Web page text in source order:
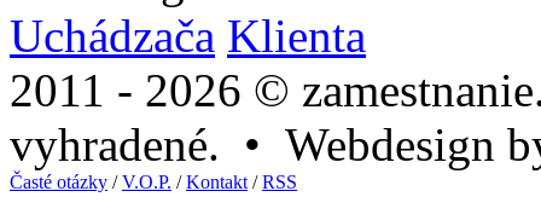
Uchádzača Klienta
2011 - 2026 ©
vyhradené. • Webdesign
Časté otázky /V.O.P. /Kontakt /RSS